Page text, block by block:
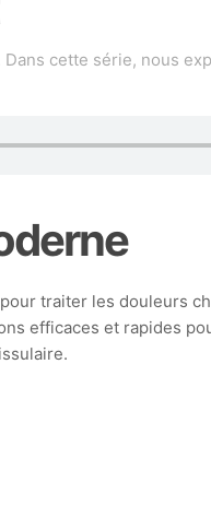
cette série, nous
traiter les douleurs
efficaces et rapides